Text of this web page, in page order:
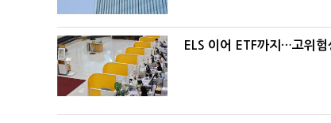
ELS 이어 ETF까지…고위